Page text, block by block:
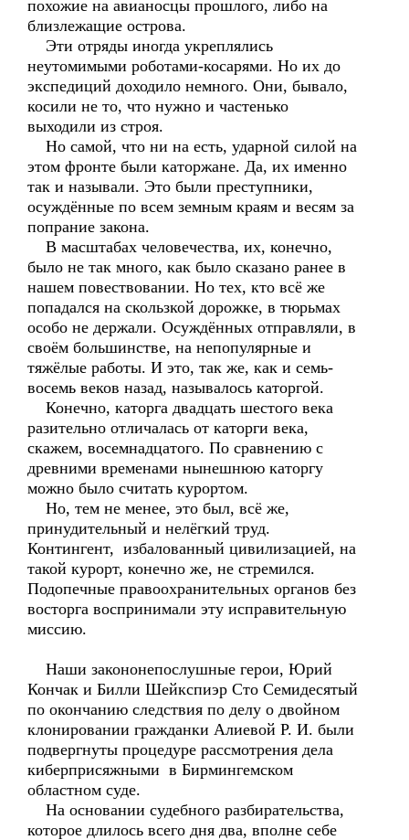
похожие на авианосцы прошлого, либо на
близлежащие острова.
Эти отряды иногда укреплялись
неутомимыми роботами-косарями. Но их до
экспедиций доходило немного. Они, бывало,
косили не то, что нужно и частенько
выходили из строя.
Но самой, что ни на есть, ударной силой на
этом фронте были каторжане. Да, их именно
так и называли. Это были преступники,
осуждённые по всем земным краям и весям за
попрание закона.
В масштабах человечества, их, конечно,
было не так много, как было сказано ранее в
нашем повествовании. Но тех, кто всё же
попадался на скользкой дорожке, в тюрьмах
особо не держали. Осуждённых отправляли, в
своём большинстве, на непопулярные и
тяжёлые работы. И это, так же, как и семь-
восемь веков назад, называлось каторгой.
Конечно, каторга двадцать шестого века
разительно отличалась от каторги века,
скажем, восемнадцатого. По сравнению с
древними временами нынешнюю каторгу
можно было считать курортом.
Но, тем не менее, это был, всё же,
принудительный и нелёгкий труд.
Контингент, избалованный цивилизацией, на
такой курорт, конечно же, не стремился.
Подопечные правоохранительных органов без
восторга воспринимали эту исправительную
миссию.
Наши закононепослушные герои, Юрий
Кончак и Билли Шейкспиэр Сто Семидесятый
по окончанию следствия по делу о двойном
клонировании гражданки Алиевой Р. И. были
подвергнуты процедуре рассмотрения дела
киберприсяжными в Бирмингемском
областном суде.
На основании судебного разбирательства,
которое длилось всего дня два, вполне себе